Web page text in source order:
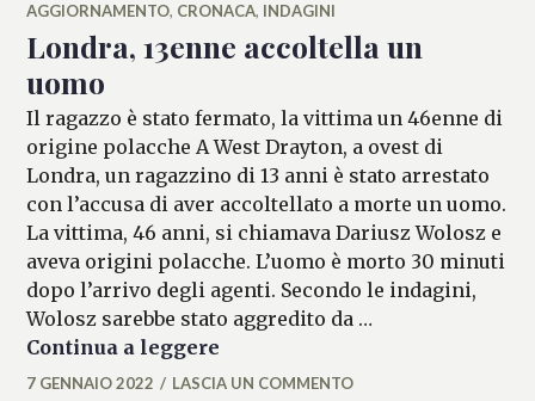
AGGIORNAMENTO, CRONACA, INDAGINI
Londra, 13enne accoltella un
uomo
Il ragazzo è stato fermato, la vittima un 46enne di
origine polacche A West Drayton, a ovest di
Londra, un ragazzino di 13 anni è stato arrestato
con l’accusa di aver accoltellato a morte un uomo.
La vittima, 46 anni, si chiamava Dariusz Wolosz e
aveva origini polacche. L’uomo è morto 30 minuti
dopo l’arrivo degli agenti. Secondo le indagini,
Wolosz sarebbe stato aggredito da …
Continua a leggere
MICAELA
7 GENNAIO 2022 LASCIA UN COMMENTO